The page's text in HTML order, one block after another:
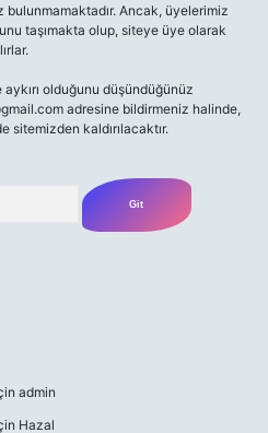
Ancak, üyelerimiz
taşımakta olup, siteye üye olarak
olduğunu düşündüğünüz
adresine bildirmeniz halinde,
kaldırılacaktır.
admin
Hazal